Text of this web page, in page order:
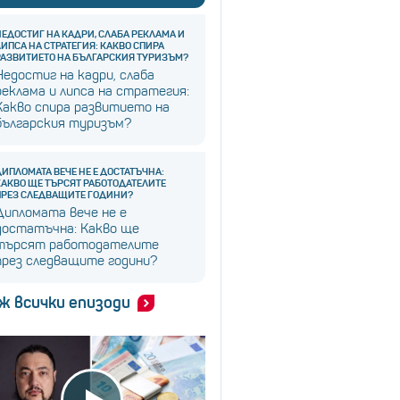
НА КАДРИ, СЛАБА РЕКЛАМА И
НА СТРАТЕГИЯ: КАКВО СПИРА
НА БЪЛГАРСКИЯ ТУРИЗЪМ?
на кадри, слаба
и липса на стратегия:
спира развитието на
туризъм?
ВЕЧЕ НЕ Е ДОСТАТЪЧНА:
ЩЕ ТЪРСЯТ РАБОТОДАТЕЛИТЕ
СЛЕДВАЩИТЕ ГОДИНИ?
вече не е
Какво ще
работодателите
следващите години?
всички епизоди